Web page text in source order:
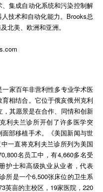
集成自动化系统和污染控制解
技术和自动化能力。Brooks总
北美、欧洲和亚洲。
家百年非营利性多专业学术医
相结合。它位于俄亥俄州克利
其愿景是在合作、同情和创新
利夫兰诊所开创了许多医学突
部移植手术。《美国新闻与世
一直将克利夫兰诊所列为美国
名员工中，有4,660多名受
护士和高级执业从业者，代表
所是一个6,500张床位的卫生系
英亩的主校区，19家医院，220